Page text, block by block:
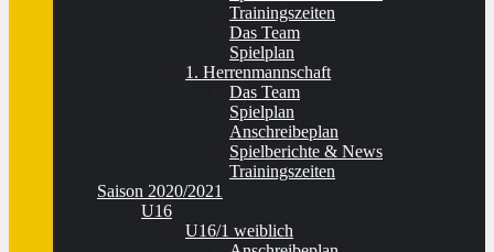
Trainingszeiten
Das Team
Spielplan
1. Herrenmannschaft
Das Team
Spielplan
Anschreibeplan
Spielberichte & News
Trainingszeiten
Saison 2020/2021
U16
U16/1 weiblich